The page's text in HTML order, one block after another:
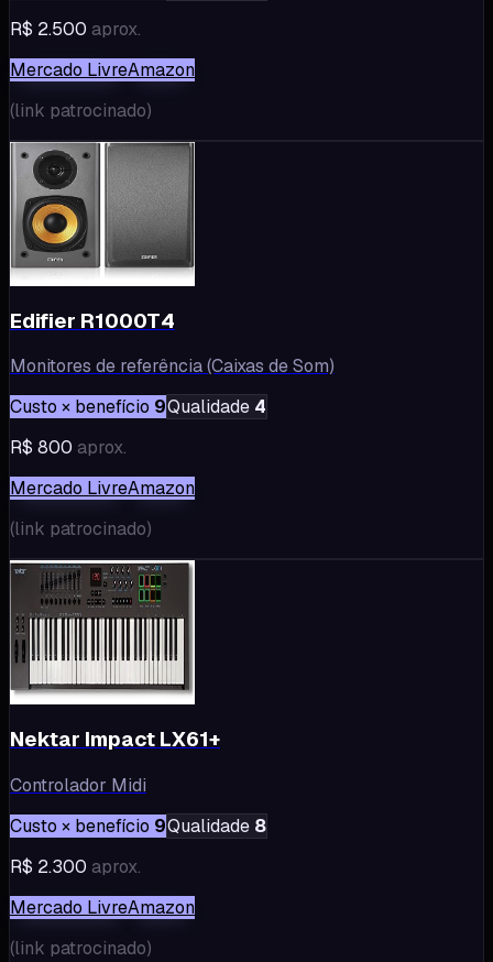
R$ 2.500 aprox.
Mercado LivreAmazon
(link patrocinado)
Edifier R1000T4
Monitores de referência (Caixas de Som)
Custo × benefício 9Qualidade 4
R$ 800 aprox.
Mercado LivreAmazon
(link patrocinado)
Nektar Impact LX61+
Controlador Midi
Custo × benefício 9Qualidade 8
R$ 2.300 aprox.
Mercado LivreAmazon
(link patrocinado)